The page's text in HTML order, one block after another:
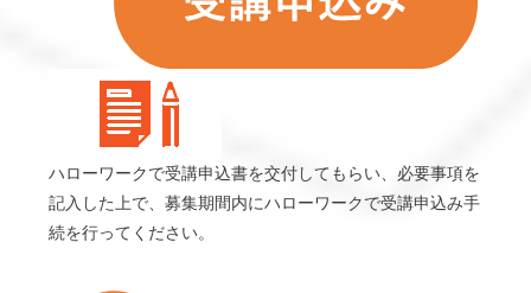
ハローワークで受講申込書を交付してもらい、必要事項を
記入した上で、募集期間内にハローワークで受講申込み手
続を行ってください。